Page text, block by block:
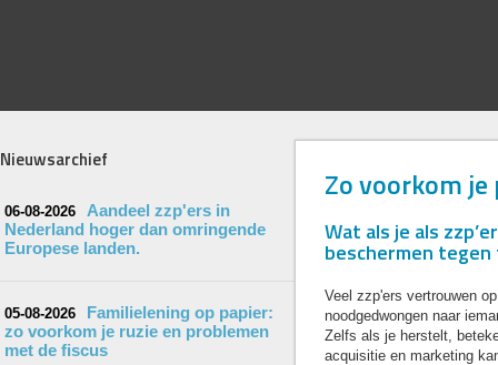
Nieuwsarchief
06-08-2026
Aandeel zzp'ers in
Nederland hoger dan omringende
Europese landen.
05-08-2026
Familielening op papier:
zo voorkom je ruzie en problemen
met de fiscus
Zo voorkom je
Wat als je als
beschermen
Veel zzp'ers vertrouwen
noodgedwongen naar
Zelfs als je herstelt,
acquisitie en marketing